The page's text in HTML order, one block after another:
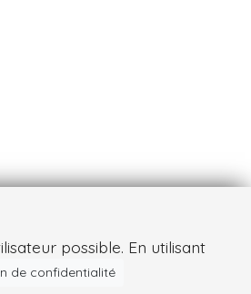
possible. En utilisant
de confidentialité